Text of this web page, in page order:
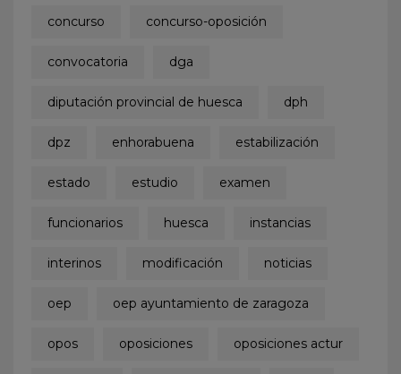
concurso concurso-oposición
convocatoria dga
diputación provincial de huesca dph
dpz enhorabuena estabilización
estado estudio examen
funcionarios huesca instancias
interinos modificación noticias
oep oep ayuntamiento de zaragoza
opos oposiciones oposiciones actur